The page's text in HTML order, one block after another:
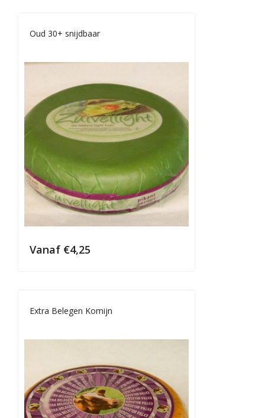
Oud 30+ snijdbaar
Vanaf €4,25
Extra Belegen Komijn